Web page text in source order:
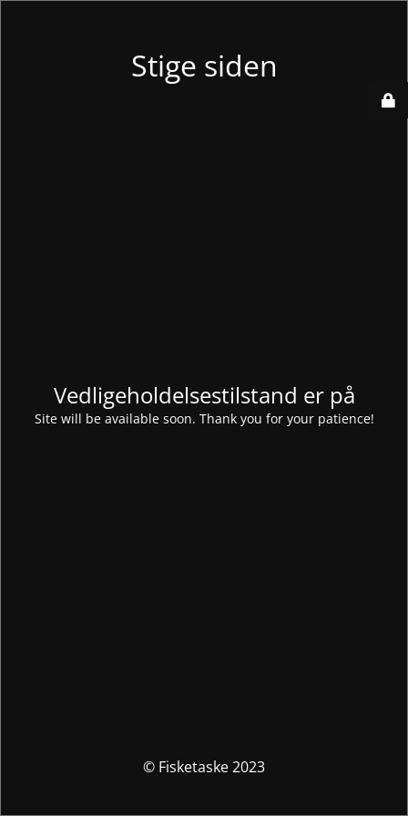
Stige siden
Vedligeholdelsestilstand er på
Site will be available soon. Thank you for your patience!
© Fisketaske 2023